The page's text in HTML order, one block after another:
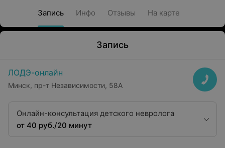
Запись Инфо Отзывы На карте
Запись
ЛОДЭ-онлайн
Минск, пр-т Независимости, 58А
Онлайн-консультация детского невролога
от 40 руб./20 минут